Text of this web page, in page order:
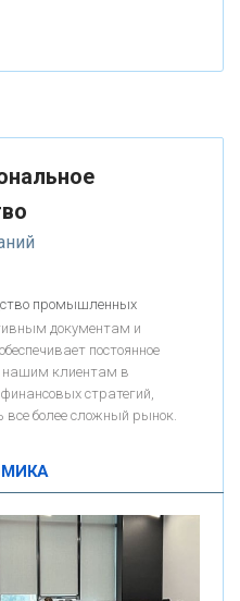
за пять лет
промышленных
документам и
постоянное
нашим клиентам в
стратегий,
более сложный рынок.